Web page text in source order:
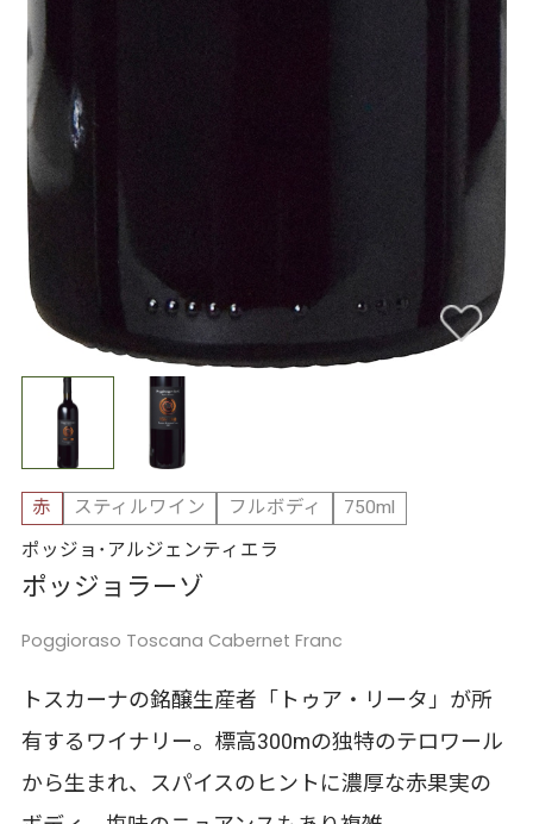
赤 スティルワイン フルボディ
750ml
ポッジョ･アルジェンティエラ
ポッジョラーゾ
Poggioraso Toscana Cabernet Franc
トスカーナの銘醸生産者「トゥア・リータ」が所
有するワイナリー。標高300mの独特のテロワール
から生まれ、スパイスのヒントに濃厚な赤果実の